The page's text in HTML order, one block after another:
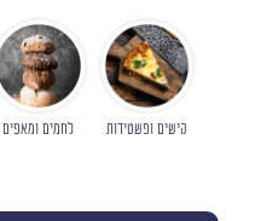
קישים ופשטידות לחמים ומאפים